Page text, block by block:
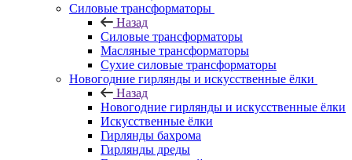
Силовые трансформаторы
Назад
Силовые трансформаторы
Масляные трансформаторы
Сухие силовые трансформаторы
Новогодние гирлянды и искусственные ёлки
Назад
Новогодние гирлянды и искусственные ёлки
Искусственные ёлки
Гирлянды бахрома
Гирлянды дреды